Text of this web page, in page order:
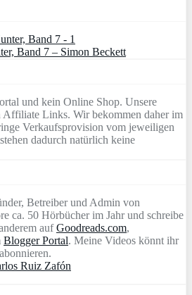
Band 7 – Simon Beckett
und kein Online Shop. Unsere
Affiliate Links. Wir bekommen daher im
Verkaufsprovision vom jeweiligen
dadurch natürlich keine
Betreiber und Admin von
ca. 50 Hörbücher im Jahr und schreibe
aufGoodreads.com,
Blogger Portal. Meine Videos könnt ihr
abonnieren.
Ruiz Zafón